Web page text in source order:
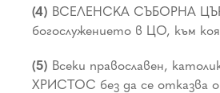
(4) ВСЕЛЕНСКА СЪБОРНА
богослужението в ЦО, към
(5) Всеки православен,
ХРИСТОС без да се отказва